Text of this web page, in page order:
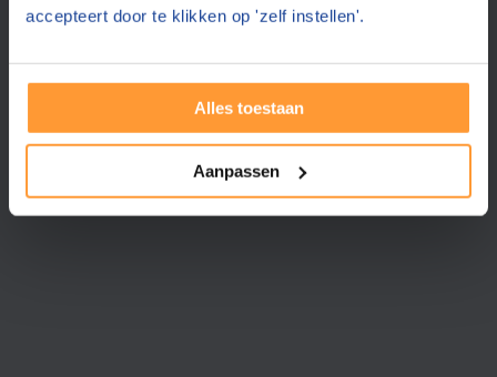
accepteert door te klikken op 'zelf instellen'.
Alles toestaan
Aanpassen
GRATIS & VRIJBLIJVEND